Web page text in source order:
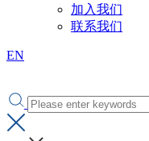
加入我们
联系我们
EN